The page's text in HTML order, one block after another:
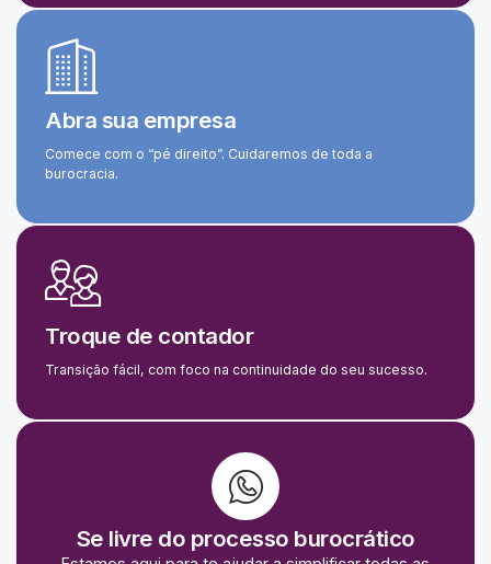
Abra sua empresa
Comece com o “pé direito”. Cuidaremos de toda a
burocracia.
Troque de contador
Transição fácil, com foco na continuidade do seu sucesso.
Se livre do processo burocrático